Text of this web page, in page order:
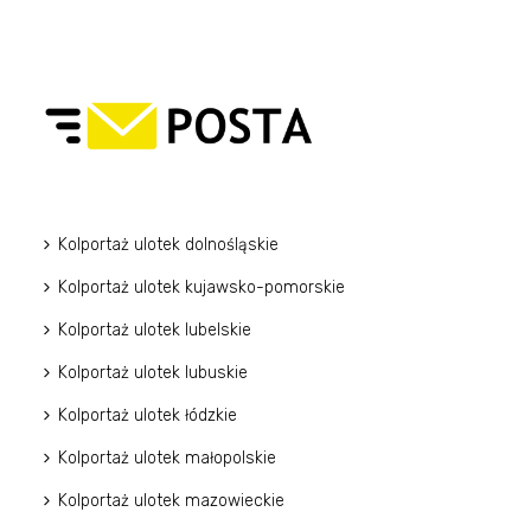
Kolportaż ulotek dolnośląskie
Kolportaż ulotek kujawsko-pomorskie
Kolportaż ulotek lubelskie
Kolportaż ulotek lubuskie
Kolportaż ulotek łódzkie
Kolportaż ulotek małopolskie
Kolportaż ulotek mazowieckie